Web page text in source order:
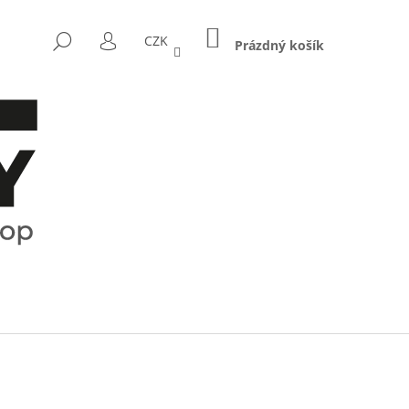
HLEDAT
PŘIHLÁŠENÍ
CZK NÁKUPNÍ
KOŠÍK
Prázdný košík